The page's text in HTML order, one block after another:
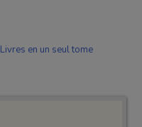
Livres en un seul tome